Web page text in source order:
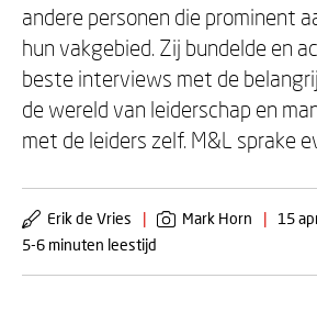
andere personen die prominent
hun vakgebied. Zij bundelde en
beste interviews met de
de wereld van leiderschap en
met de leiders zelf. M&L sprake
Erik de Vries | Mark Horn | 15
5-6 minuten leestijd